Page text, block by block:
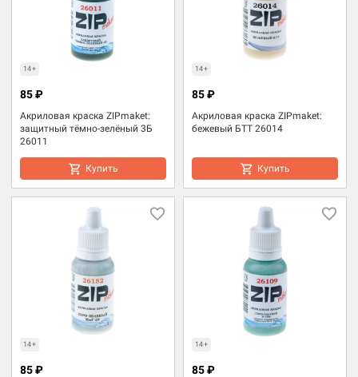
14+
Акриловая краска ZIPmaket:
защитный тёмно-зелёный 3Б
26011
85 ₽
Купить
14+
Акриловая краска ZIPmaket:
бежевый БТТ 26014
85 ₽
Купить
14+
85 ₽
14+
85 ₽